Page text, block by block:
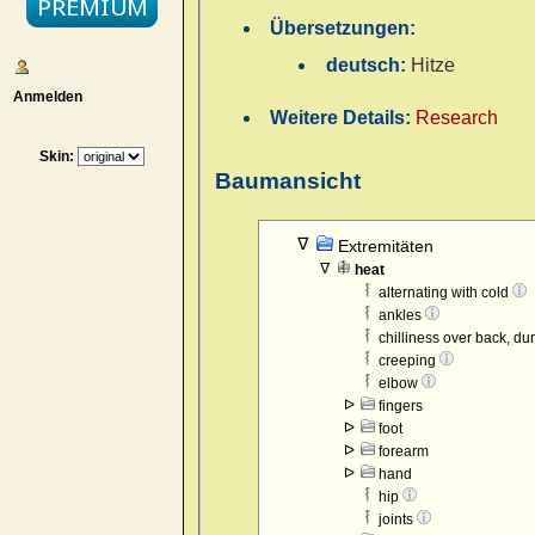
Anmelden
Skin:
Übersetzungen:
deutsch: Hitze
Weitere Details: Research
Baumansicht
Extremitäten
heat
alternating with cold
ankles
chilliness over back,
creeping
elbow
fingers
foot
forearm
hand
hip
joints